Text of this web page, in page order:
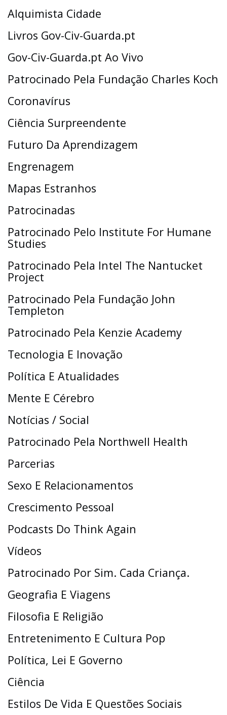
Alquimista Cidade
Livros Gov-Civ-Guarda.pt
Gov-Civ-Guarda.pt Ao Vivo
Patrocinado Pela Fundação Charles Koch
Coronavírus
Ciência Surpreendente
Futuro Da Aprendizagem
Engrenagem
Mapas Estranhos
Patrocinadas
Patrocinado Pelo Institute For Humane
Studies
Patrocinado Pela Intel The Nantucket
Project
Patrocinado Pela Fundação John
Templeton
Patrocinado Pela Kenzie Academy
Tecnologia E Inovação
Política E Atualidades
Mente E Cérebro
Notícias / Social
Patrocinado Pela Northwell Health
Parcerias
Sexo E Relacionamentos
Crescimento Pessoal
Podcasts Do Think Again
Vídeos
Patrocinado Por Sim. Cada Criança.
Geografia E Viagens
Filosofia E Religião
Entretenimento E Cultura Pop
Política, Lei E Governo
Ciência
Estilos De Vida E Questões Sociais